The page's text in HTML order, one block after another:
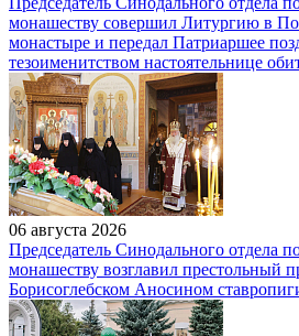
монашеству совершил Литургию в
монастыре и передал Патриаршее
тезоименитством настоятельнице
06 августа 2026
Председатель Синодального отдела
монашеству возглавил престольный
Борисоглебском Аносином